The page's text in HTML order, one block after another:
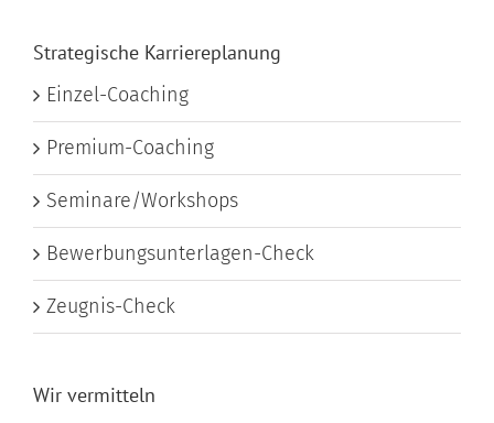
Strategische Karriere­planung
Einzel-Coaching
Premium-Coaching
Seminare/Workshops
Bewerbungsunterlagen-Check
Zeugnis-Check
Wir vermitteln